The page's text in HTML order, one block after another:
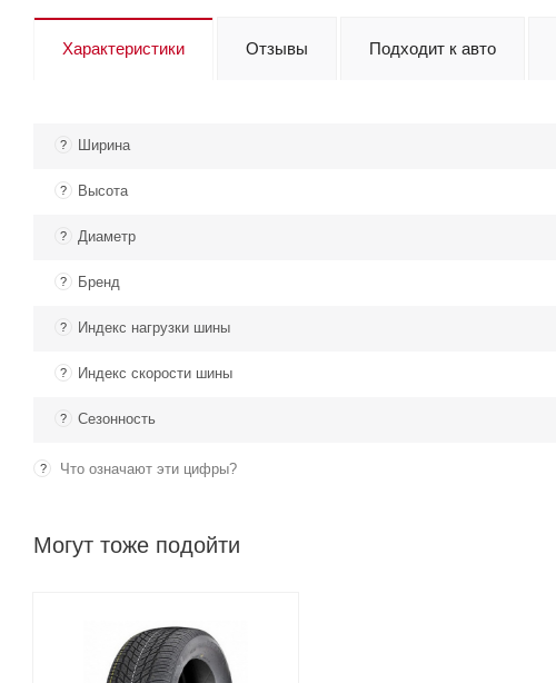
Характеристики Отзывы Подходит к авто
? Ширина
? Высота
? Диаметр
? Бренд
? Индекс нагрузки шины
? Индекс скорости шины
? Сезонность
? Что означают эти цифры?
Могут тоже подойти